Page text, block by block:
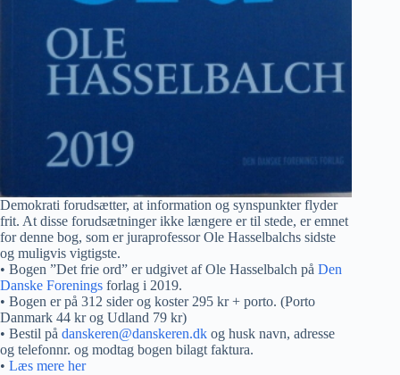
Demokrati forudsætter, at information og synspunkter flyder
frit. At disse forudsætninger ikke længere er til stede, er emnet
for denne bog, som er juraprofessor Ole Hasselbalchs sidste
og muligvis vigtigste.
• Bogen ”Det frie ord” er udgivet af Ole Hasselbalch på Den
Danske Forenings forlag i 2019.
• Bogen er på 312 sider og koster 295 kr + porto. (Porto
Danmark 44 kr og Udland 79 kr)
• Bestil på danskeren@danskeren.dk og husk navn, adresse
og telefonnr. og modtag bogen bilagt faktura.
• Læs mere her